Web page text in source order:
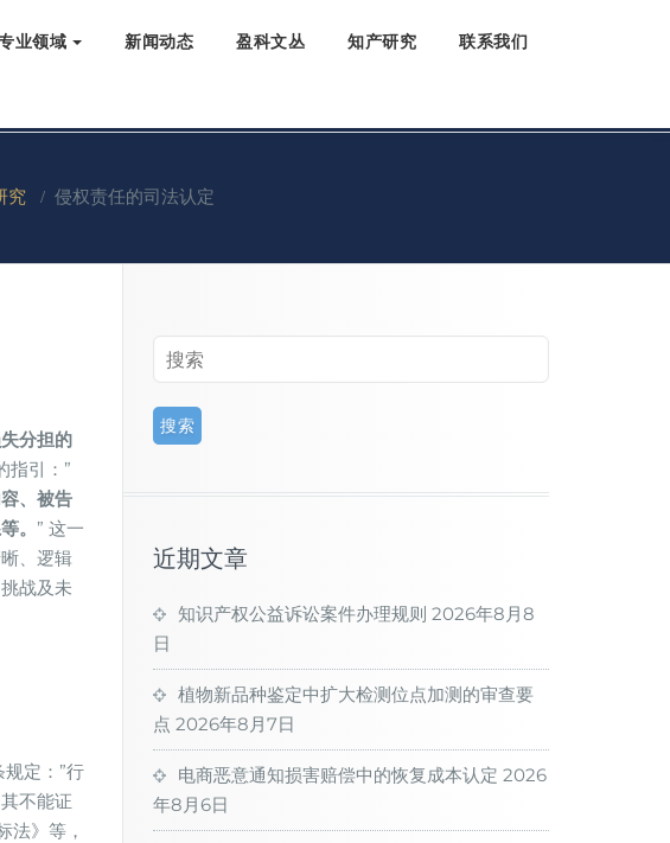
业领域 新闻动态 盈科文丛 知产研究 联系我们
究 / 侵权责任的司法认定
分担的
指引：”​
、被告
。​ ​” 这一
、逻辑
战及未
定：”行
不能证
法》等，
近期文章
知识产权公益诉讼案件办理规则 2026年8月8
日
植物新品种鉴定中扩大检测位点加测的审查要
点 2026年8月7日
电商恶意通知损害赔偿中的恢复成本认定 2026
年8月6日